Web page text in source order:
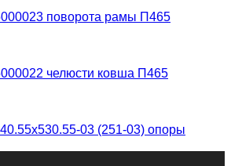
поворота рамы П465
челюсти ковша П465
03 (251-03) опоры